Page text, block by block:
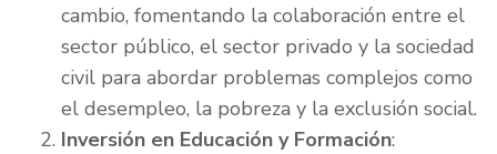
cambio, fomentando la colaboración entre el
sector público, el sector privado y la sociedad
civil para abordar problemas complejos como
el desempleo, la pobreza y la exclusión social.
Inversión en Educación y Formación: